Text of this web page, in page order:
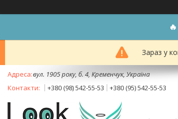
🔥
Зараз у
вул. 1905 року, б. 4, Кременчук, Україна
+380 (98) 542-55-53
+380 (95) 542-55-53